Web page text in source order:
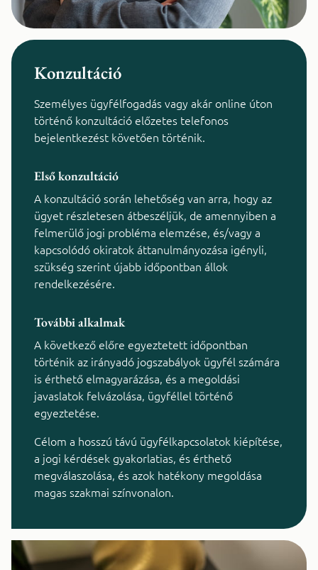
Konzultáció
Személyes ügyfélfogadás vagy akár online úton
történő konzultáció előzetes telefonos
bejelentkezést követően történik.
Első konzultáció
A konzultáció során lehetőség van arra, hogy az
ügyet részletesen átbeszéljük, de amennyiben a
felmerülő jogi probléma elemzése, és/vagy a
kapcsolódó okiratok áttanulmányozása igényli,
szükség szerint újabb időpontban állok
rendelkezésére.
További alkalmak
A következő előre egyeztetett időpontban
történik az irányadó jogszabályok ügyfél számára
is érthető elmagyarázása, és a megoldási
javaslatok felvázolása, ügyféllel történő
egyeztetése.
Célom a hosszú távú ügyfélkapcsolatok kiépítése,
a jogi kérdések gyakorlatias, és érthető
megválaszolása, és azok hatékony megoldása
magas szakmai színvonalon.